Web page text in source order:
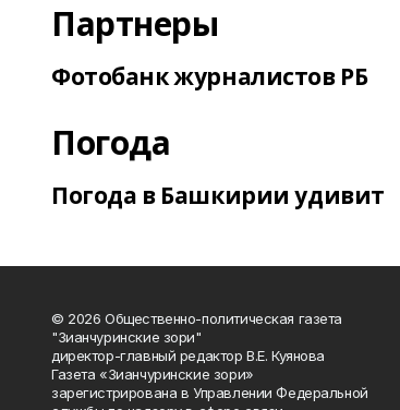
Партнеры
Фотобанк журналистов РБ
Погода
Погода в Башкирии удивит
© 2026 Общественно-политическая газета
"Зианчуринские зори"
директор-главный редактор В.Е. Куянова
Газета «Зианчуринские зори»
зарегистрирована в Управлении Федеральной